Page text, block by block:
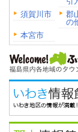
須賀川市
郡
の
本宮市